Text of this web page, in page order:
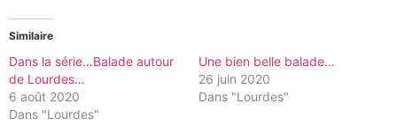
Similaire
Dans la série…Balade autour
de Lourdes…
6 août 2020
Dans "Lourdes"
Une bien belle balade…
26 juin 2020
Dans "Lourdes"